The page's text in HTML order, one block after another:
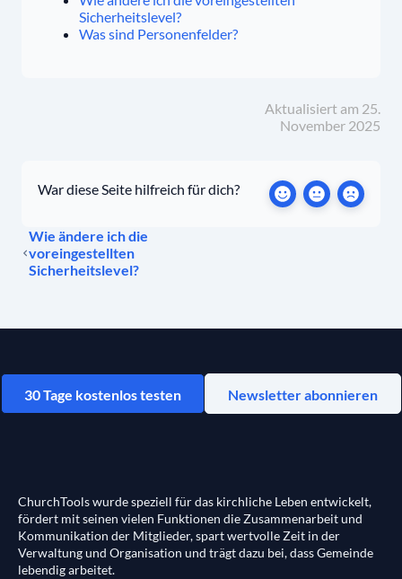
Sicherheitslevel?
Was sind Personenfelder?
Aktualisiert am 25.
November 2025
War diese Seite hilfreich für dich?
Wie ändere ich die
voreingestellten
Sicherheitslevel?
30 Tage kostenlos testen Newsletter abonnieren
ChurchTools wurde speziell für das kirchliche Leben entwickelt,
fördert mit seinen vielen Funktionen die Zusammenarbeit und
Kommunikation der Mitglieder, spart wertvolle Zeit in der
Verwaltung und Organisation und trägt dazu bei, dass Gemeinde
lebendig arbeitet.